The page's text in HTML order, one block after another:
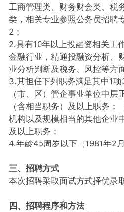
工商管理类、财务财会类、税
类，相关专业参照公务员招聘
2；
2.具有10年以上投融资相关工
金融行业，精通投融资分析、
业分析判断及税务、风控等方
3.其担任下列职务满足其中1
（市、区）管企事业单位中层
（含相当职务）及以上职务；
机构以及规模相当的其他企业
及以上职务；
4.年龄45周岁以下（1981年2
三、招聘方式
本次招聘采取面试方式择优录取
四、招聘程序和方法